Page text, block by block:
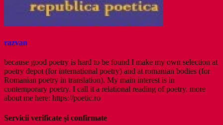
razvan
because good poetry is hard to be found I make my own selection at
poetry depot (for international poetry) and at romanian bodies (for
Romanian poetry in translation). My main interest is in
contemporary poetry. I call it a relational reading of poetry. more
about me here: https://poetic.ro
Servicii verificate și confirmate